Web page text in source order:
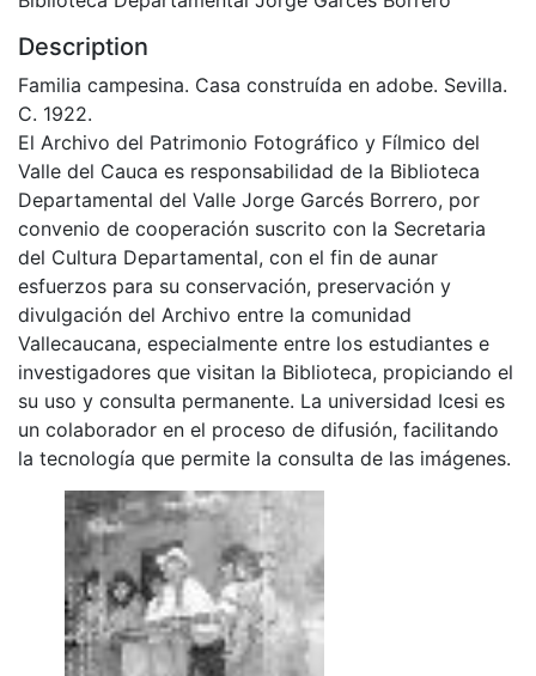
Description
Familia campesina. Casa construída en adobe. Sevilla.
C. 1922.
El Archivo del Patrimonio Fotográfico y Fílmico del
Valle del Cauca es responsabilidad de la Biblioteca
Departamental del Valle Jorge Garcés Borrero, por
convenio de cooperación suscrito con la Secretaria
del Cultura Departamental, con el fin de aunar
esfuerzos para su conservación, preservación y
divulgación del Archivo entre la comunidad
Vallecaucana, especialmente entre los estudiantes e
investigadores que visitan la Biblioteca, propiciando el
su uso y consulta permanente. La universidad Icesi es
un colaborador en el proceso de difusión, facilitando
la tecnología que permite la consulta de las imágenes.